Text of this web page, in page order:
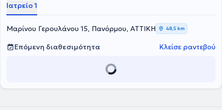
παρακολουθεί ασθενείς στην Βιοκλινική Αθηνών και στο Theparis
General Hospital. Το 2013 μετέβη στο Ηνωμένο Βασίλειο, όπου κατά
την διάρκεια της ειδικότητας του μετεκπαιδεύτηκε στην Επεμβατική
Ακτινολογία στον Guy's and St Thomas' NHS Foundation Trust of
London, ενώ έλαβε τίτλο στην Επεμβατική Ακτινολογία από το Γενικό
Νοσοκομείο Αθηνών "Ευαγγελισμός" το 2019. Ειδικεύθηκε σε όλο το
Ακτινολογίας με κατεύθυνση την Αγγειακή Επεμβατική Ακτινολογία
Ιατρείο 1
Μαρίνου Γερουλάνου 15, Πανόρμου, ΑΤΤΙΚΗ 48,5 km
Επόμενη διαθεσιμότητα Κλείσε ραντεβού